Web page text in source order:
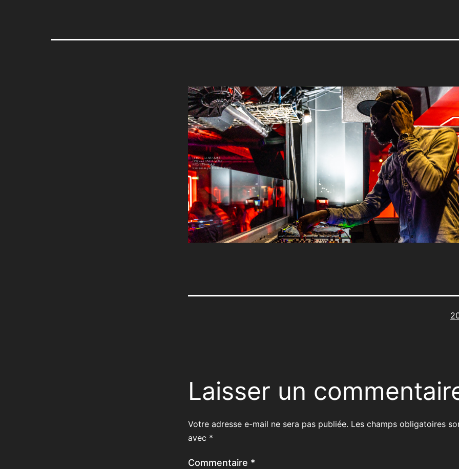
Laisser un
Votre adresse e-mail ne sera pas publiée. Les champs obligatoires
avec *
Commentaire *